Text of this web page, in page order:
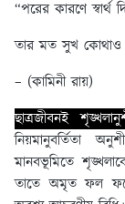
“পরের কারণে
তার মত সুখ কোথাও
– (কামিনী রায়)
ছাত্রজীবনই
নিয়মানুবর্তিতা
মানবভূমিতে
তাতে অমৃত ফল